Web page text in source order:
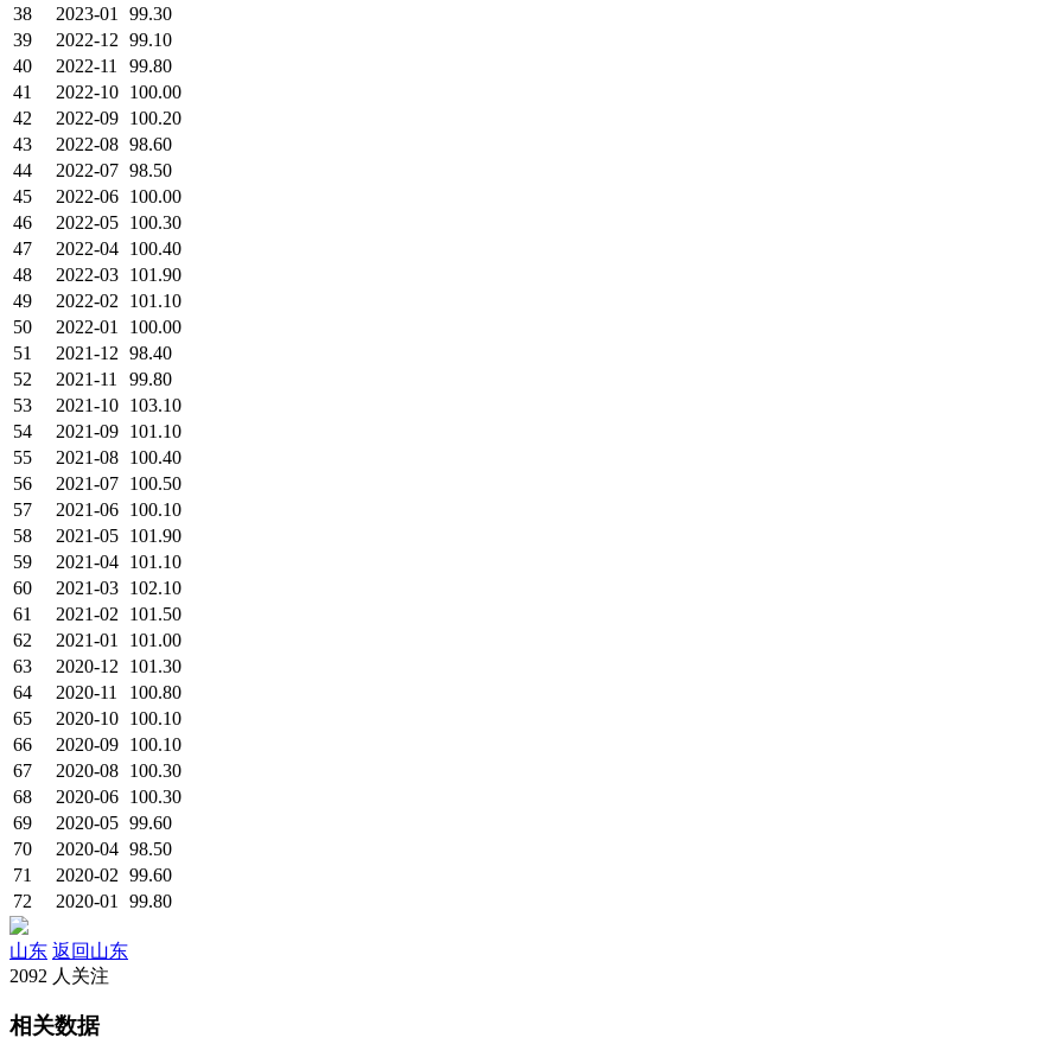
38 2023-01
99.30
39
2022-12 99.10
40
2022-11
99.80
41
2022-10 100.00
42
2022-09 100.20
43
2022-08 98.60
44
2022-07 98.50
45
2022-06 100.00
46
2022-05 100.30
47
2022-04 100.40
48
2022-03 101.90
49
2022-02
101.10
50
2022-01
100.00
51
2021-12 98.40
52
2021-11
99.80
53
2021-10 103.10
54
2021-09 101.10
55
2021-08 100.40
56
2021-07 100.50
57
2021-06 100.10
58
2021-05 101.90
59
2021-04 101.10
60
2021-03 102.10
61
2021-02
101.50
62
2021-01
101.00
63
2020-12
101.30
64
2020-11
100.80
65
2020-10 100.10
66
2020-09 100.10
67
2020-08 100.30
68
2020-06 100.30
69
2020-05 99.60
70
2020-04 98.50
71
2020-02 99.60
72
2020-01 99.80
山东 返回山东
2092 人关注
相关数据